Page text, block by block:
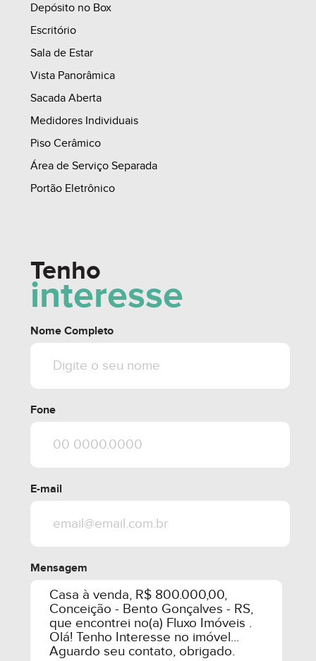
Agende uma visita com um de nossos corretores.
Lembre-se, com um corretor de imóveis, sua
negociação é sempre segura. Fone(54)99148 1170
Depósito no Box
Escritório
Sala de Estar
Vista Panorâmica
Sacada Aberta
Medidores Individuais
Piso Cerâmico
Área de Serviço Separada
Portão Eletrônico
Tenho
interesse
Nome Completo
Fone
E-mail
Mensagem